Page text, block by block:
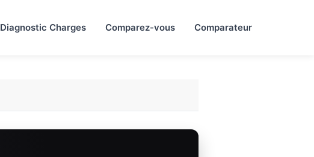
Diagnostic Charges Comparez-vous Comparateur